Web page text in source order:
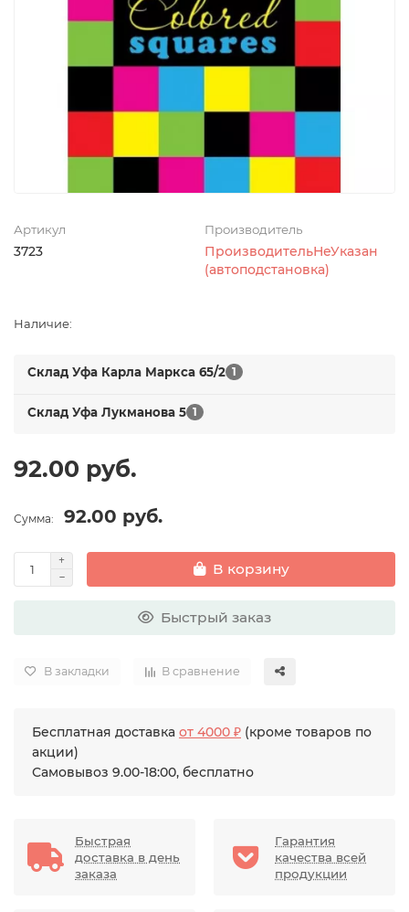
Артикул
3723
Производитель
ПроизводительНеУказан
(автоподстановка)
Наличие:
Склад Уфа Карла Маркса 65/2 1
Склад Уфа Лукманова 5 1
92.00 руб.
Сумма: 92.00 руб.
В корзину
Быстрый заказ
В закладки В сравнение
Бесплатная доставка от 4000 ₽ (кроме товаров по
акции)
Самовывоз 9.00-18:00, бесплатно
Быстрая
доставка в день
заказа
Гарантия
качества всей
продукции